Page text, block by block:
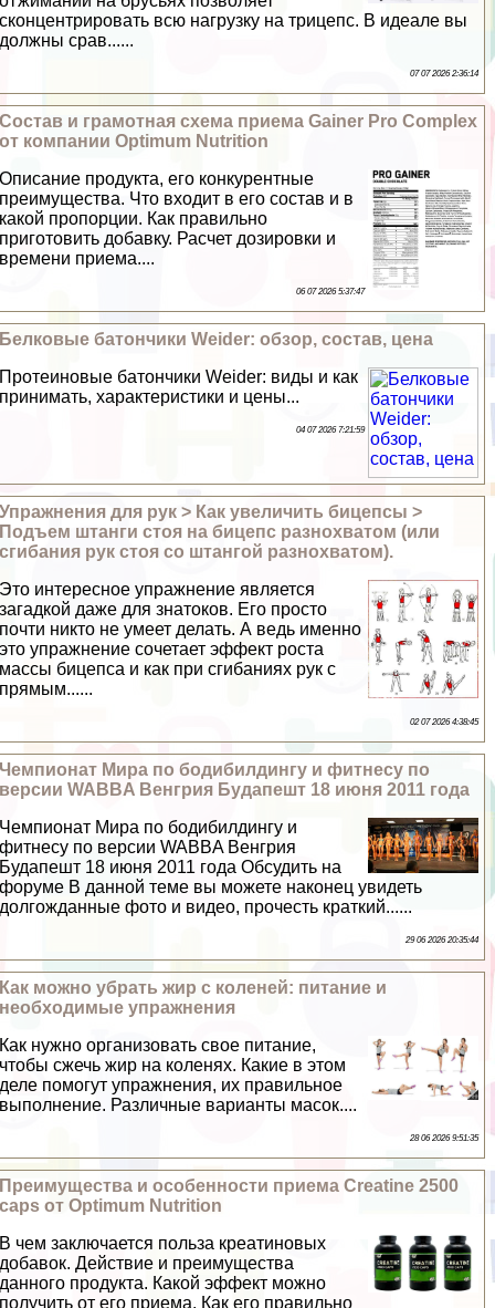
сконцентрировать всю нагрузку на трицепс. В идеале вы
должны срав......
07 07 2026 2:36:14
Состав и грамотная схема приема Gainer Pro Complex
от компании Optimum Nutrition
Описание продукта, его конкурентные
преимущества. Что входит в его состав и в
какой пропорции. Как правильно
приготовить добавку. Расчет дозировки и
времени приема....
06 07 2026 5:37:47
Белковые батончики Weider: обзор, состав, цена
Протеиновые батончики Weider: виды и как
принимать, хаpaктеристики и цены...
04 07 2026 7:21:59
Упражнения для рук > Как увеличить бицепсы >
Подъем штанги стоя на бицепс разнохватом (или
сгибания рук стоя со штангой разнохватом).
Это интересное упражнение является
загадкой даже для знатоков. Его просто
почти никто не умеет делать. А ведь именно
это упражнение сочетает эффект роста
массы бицепса и как при сгибаниях рук с
прямым......
02 07 2026 4:38:45
Чемпионат Мира по бодибилдингу и фитнесу по
версии WABBA Венгрия Будапешт 18 июня 2011 года
Чемпионат Мира по бодибилдингу и
фитнесу по версии WABBA Венгрия
Будапешт 18 июня 2011 года Обсудить на
форуме В данной теме вы можете наконец увидеть
долгожданные фото и видео, прочесть краткий......
29 06 2026 20:35:44
Как можно убрать жир с коленей: питание и
необходимые упражнения
Как нужно организовать свое питание,
чтобы сжечь жир на коленях. Какие в этом
деле помогут упражнения, их правильное
выполнение. Различные варианты масок....
28 06 2026 9:51:35
Преимущества и особенности приема Creatine 2500
caps от Optimum Nutrition
В чем заключается польза креатиновых
добавок. Действие и преимущества
данного продукта. Какой эффект можно
получить от его приема. Как его правильно